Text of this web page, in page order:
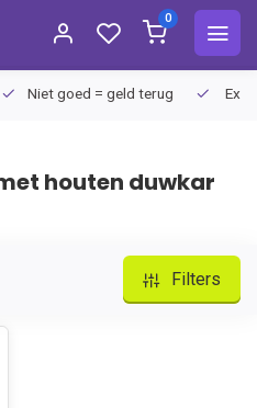
0
Niet goed = geld terug
houten duwkar
Filters